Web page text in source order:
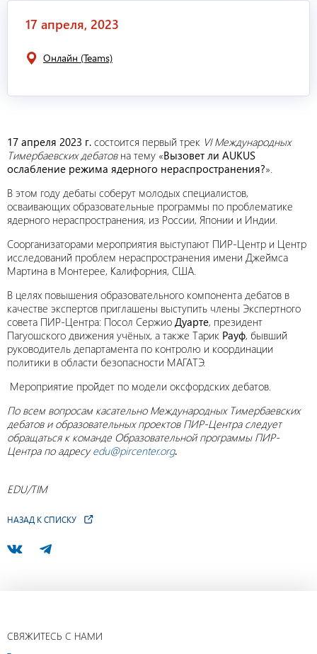
17 апреля, 2023
Онлайн (Teams)
17 апреля 2023 г. состоится первый трек VI Международных
Тимербаевских дебатовна тему «Вызовет ли AUKUS
ослабление режима ядерного нераспространения?».
В этом году дебаты соберут молодых специалистов,
осваивающих образовательные программы по проблематике
ядерного нераспространения, из России, Японии и Индии.
Соорганизаторами мероприятия выступают ПИР-Центр и Центр
исследований проблем нераспространения имени Джеймса
Мартина в Монтерее, Калифорния, США.
В целях повышения образовательного компонента дебатов в
качестве экспертов приглашены выступить члены Экспертного
совета ПИР-Центра: Посол Сержио Дуарте, президент
Пагуошского движения учёных, а также Тарик Рауф, бывший
руководитель департамента по контролю и координации
политики в области безопасности МАГАТЭ.
Мероприятие пройдет по модели оксфордских дебатов.
По всем вопросам касательно Международных Тимербаевских
дебатов и образовательных проектов ПИР-Центра следует
обращаться к команде Образовательной программы ПИР-
Центра по адресу edu@pircenter.org.
EDU/TIM
НАЗАД К СПИСКУ
СВЯЖИТЕСЬ С НАМИ